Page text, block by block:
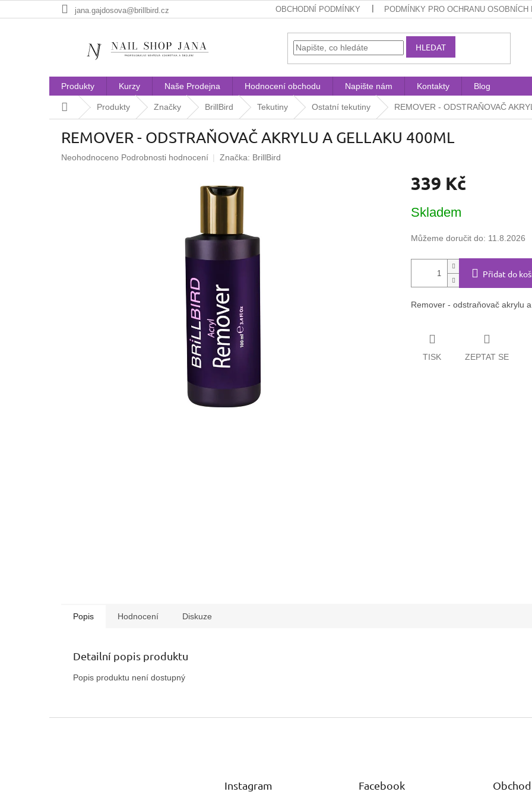
na
jana.gajdosova@brillbird.cz OBCHODNÍ PODMÍNKY PODMÍNKY PRO OCHRANU OSOBNÍCH
HLEDAT
Produkty Kurzy Naše Prodejna Hodnocení obchodu Napište nám Kontakty Blog
Domů Produkty Značky BrillBird Tekutiny Ostatní tekutiny REMOVER - ODSTRAŇOVAČ
REMOVER - ODSTRAŇOVAČ AKRYLU A GELLAKU 400ML
Průměrné
Neohodnoceno Podrobnosti hodnocení Značka: BrillBird
339 Kč
cena:
Skladem
Můžeme doručit do: 11.8.2026
Přidat do
Remover - odstraňovač akrylu
TISK ZEPTAT SE
Popis Hodnocení Diskuze
Detailní popis produktu
Popis produktu není dostupný
Instagram Facebook